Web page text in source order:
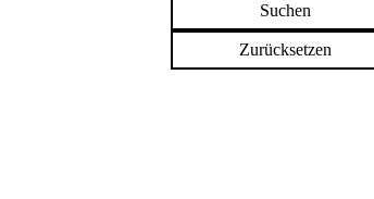
Suchen
Zurücksetzen